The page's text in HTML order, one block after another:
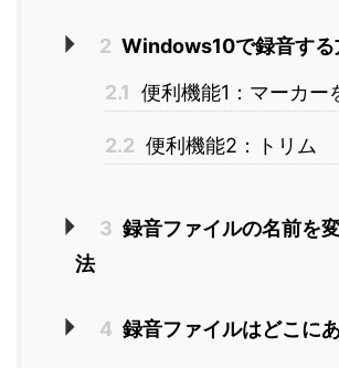
2 Windows10で録音する
2.1 便利機能1：マーカー
2.2 便利機能2：トリム
3 録音ファイルの名前を
法
4 録音ファイルはどこに